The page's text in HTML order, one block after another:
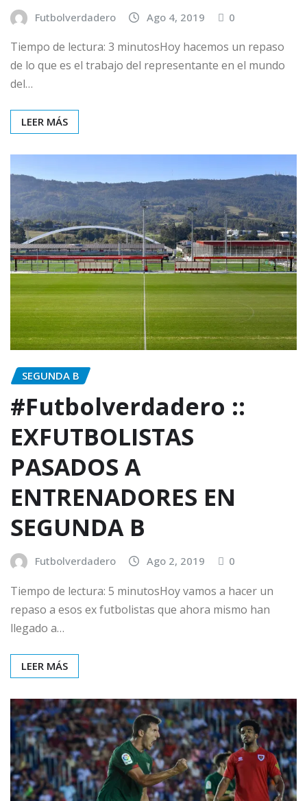
Futbolverdadero Ago 4, 2019 0
Tiempo de lectura: 3 minutosHoy hacemos un repaso
de lo que es el trabajo del representante en el mundo
del…
LEER MÁS
SEGUNDA B
#Futbolverdadero ::
EXFUTBOLISTAS
PASADOS A
ENTRENADORES EN
SEGUNDA B
Futbolverdadero Ago 2, 2019 0
Tiempo de lectura: 5 minutosHoy vamos a hacer un
repaso a esos ex futbolistas que ahora mismo han
llegado a…
LEER MÁS